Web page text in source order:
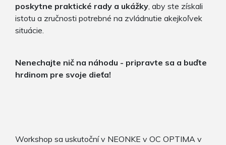
poskytne praktické rady a ukážky , aby ste získali
istotu a zručnosti potrebné na zvládnutie akejkoľvek
situácie.
Nenechajte nič na náhodu - pripravte sa a buďte
hrdinom pre svoje dieťa!
Workshop sa uskutoční v NEONKE v OC OPTIMA v